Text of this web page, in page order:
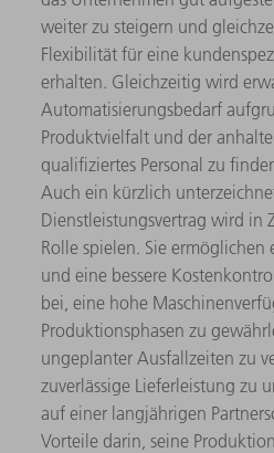
weiter zu steigern und
Flexibilität für eine
erhalten. Gleichzeitig wird
Automatisierungsbedarf
Produktvielfalt und der
qualifiziertes Personal zu
Auch ein kürzlich
Dienstleistungsvertrag wird in
Rolle spielen. Sie
und eine bessere
bei, eine hohe
Produktionsphasen zu
ungeplanter Ausfallzeiten zu
zuverlässige Lieferleistung zu
auf einer langjährigen
Vorteile darin, seine